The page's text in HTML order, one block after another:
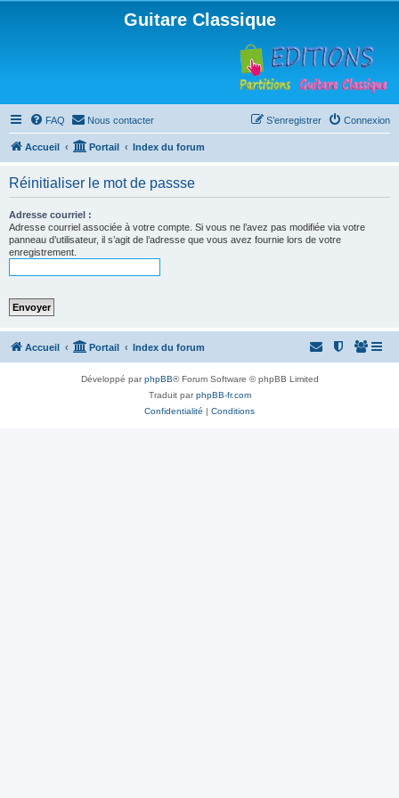
Guitare Classique
FAQ Nous contacter Connexion
S’enregistrer
Accueil Portail Index du forum
Réinitialiser le mot de passse
Adresse courriel :
Adresse courriel associée à votre compte. Si vous ne l’avez pas modifiée via votre
panneau d’utilisateur, il s’agit de l’adresse que vous avez fournie lors de votre
enregistrement.
Accueil Portail Index du forum
Développé parphpBB® Forum Software © phpBB Limited
Traduit parphpBB-fr.com
Confidentialité | Conditions